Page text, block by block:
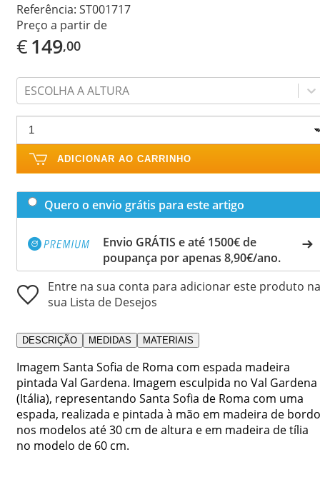
Referência: ST001717
Preço a partir de
€149,00
ESCOLHA A ALTURA
ADICIONAR AO CARRINHO
Quero o envio grátis para este artigo
Envio GRÁTIS e até 1500€ de
poupança por apenas 8,90€/ano.
Entre na sua conta para adicionar este produto na
sua Lista de Desejos
DESCRIÇÃO MEDIDAS MATERIAIS
Imagem Santa Sofia de Roma com espada madeira
pintada Val Gardena. Imagem esculpida no Val Gardena
(Itália), representando Santa Sofia de Roma com uma
espada, realizada e pintada à mão em madeira de bordo
nos modelos até 30 cm de altura e em madeira de tília
no modelo de 60 cm.